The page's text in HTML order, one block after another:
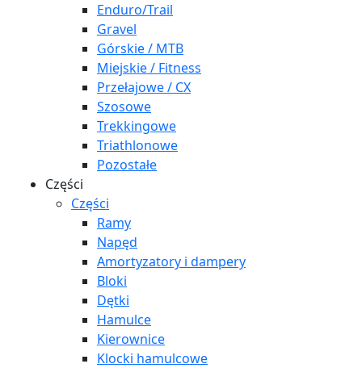
Enduro/Trail
Gravel
Górskie / MTB
Miejskie / Fitness
Przełajowe / CX
Szosowe
Trekkingowe
Triathlonowe
Pozostałe
Części
Części
Ramy
Napęd
Amortyzatory i dampery
Bloki
Dętki
Hamulce
Kierownice
Klocki hamulcowe